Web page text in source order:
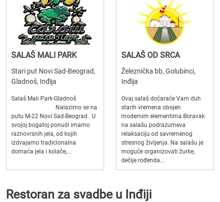
SALAŠ MALI PARK
Stari put Novi Sad-Beograd,
Gladnoš, Inđija
Salaš Mali Park-Gladnoš
Nalazimo se na
putu M-22 Novi Sad-Beograd. U
svojoj bogatoj ponudi imamo
raznovrsnih jela, od kojih
izdvajamo tradicionalna
domaća jela i kolače,...
SALAŠ OD SRCA
Železnička bb, Golubinci,
Inđija
Ovaj salaš dočaraće Vam duh
starih vremena obojen
modernim elementima.Boravak
na salašu podrazumeva
relaksaciju od savremenog
stresnog življenja. Na salašu je
moguće organizovati žurke,
dečije rođenda...
Restoran za svadbe u Inđiji